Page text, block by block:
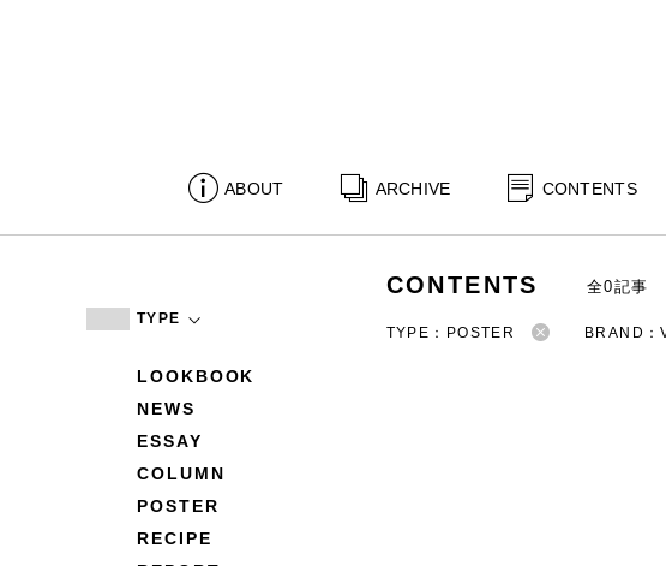
ABOUT ARCHIVE CONTENTS
TYPE
LOOKBOOK
NEWS
ESSAY
COLUMN
POSTER
RECIPE
CONTENTS 全0記事
TYPE：POSTER BRAND